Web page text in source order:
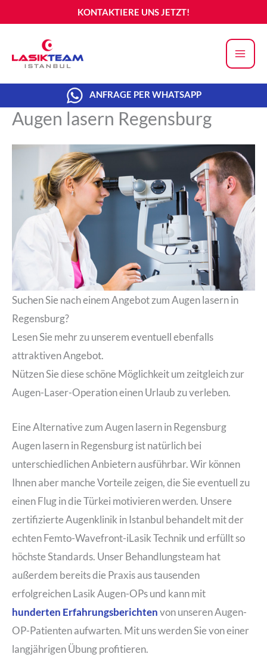
Inhalt
KONTAKTIERE UNS JETZT!
ANFRAGE PER WHATSAPP
Augen lasern Regensburg
Suchen Sie nach einem Angebot zum Augen lasern in
Regensburg?
Lesen Sie mehr zu unserem eventuell ebenfalls
attraktiven Angebot.
Nützen Sie diese schöne Möglichkeit um zeitgleich zur
Augen-Laser-Operation einen Urlaub zu verleben.
Eine Alternative zum Augen lasern in Regensburg
Augen lasern in Regensburg ist natürlich bei
unterschiedlichen Anbietern ausführbar. Wir können
Ihnen aber manche Vorteile zeigen, die Sie eventuell zu
einen Flug in die Türkei motivieren werden. Unsere
zertifizierte Augenklinik in Istanbul behandelt mit der
echten Femto-Wavefront-iLasik Technik und erfüllt so
höchste Standards. Unser Behandlungsteam hat
außerdem bereits die Praxis aus tausenden
erfolgreichen Lasik Augen-OPs und kann mit
hunderten Erfahrungsberichtenvon unseren Augen-
OP-Patienten aufwarten. Mit uns werden Sie von einer
langjährigen Übung profitieren.